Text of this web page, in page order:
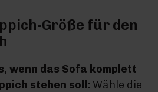
Größe für den
wenn das Sofa komplett
stehen soll: Wähle die